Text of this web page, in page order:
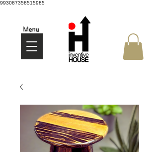
993087358515985
Menu